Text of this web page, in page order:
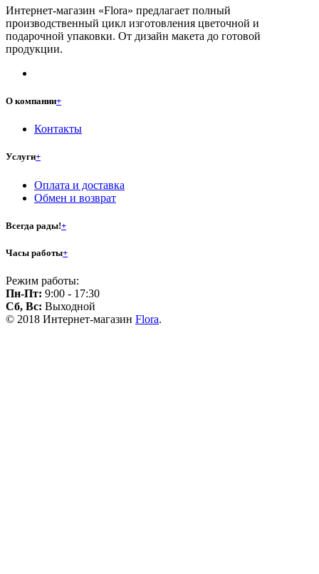
Интернет-магазин «Flora» предлагает полный
производственный цикл изготовления цветочной и
подарочной упаковки. От дизайн макета до готовой
продукции.
О компании+
Контакты
Услуги+
Оплата и доставка
Обмен и возврат
Всегда рады!+
Часы работы+
Режим работы:
Пн-Пт: 9:00 - 17:30
Сб, Вс: Выходной
© 2018 Интернет-магазин Flora.